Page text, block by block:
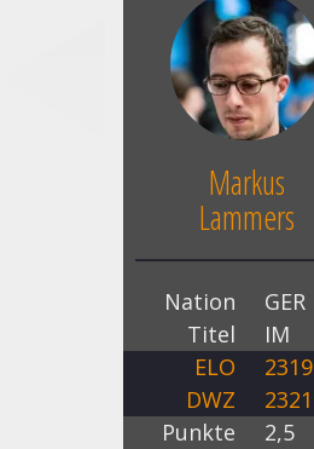
Markus
Lammers
Nation
GER
Titel
IM
ELO
2319
DWZ
2321
Punkte
2,5